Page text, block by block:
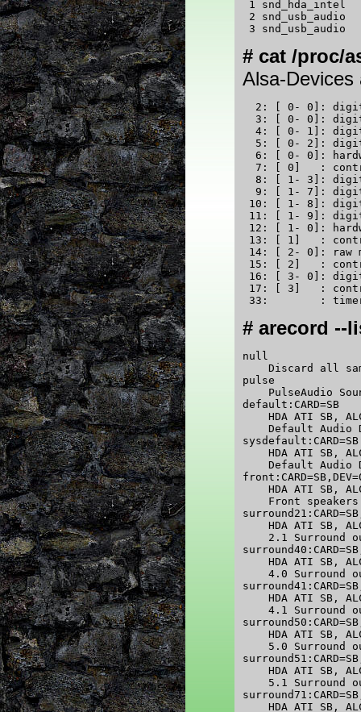
1 snd_hda_intel
2 snd_usb_audio
# cat /proc/
Alsa-Devices
2: [ 0- 0]:
3: [ 0- 0]:
4: [ 0- 1]:
5: [ 0- 2]:
6: [ 0- 0]:
7: [ 0]   :
8: [ 1- 3]:
9: [ 1- 7]:
10: [ 1- 8]:
11: [ 1- 9]:
12: [ 1- 0]:
13: [ 1]   :
14: [ 2- 0]: raw
15: [ 2]   :
16: [ 3- 0]:
17: [ 3]   :
# arecord --
null
Discard all
pulse
PulseAudio
default:CARD=SB
HDA ATI SB,
Default Audio
sysdefault:CARD=SB
HDA ATI SB,
Default Audio
HDA ATI SB,
    Front speakers
HDA ATI SB,
2.1 Surround
HDA ATI SB,
4.0 Surround
HDA ATI SB,
4.1 Surround
HDA ATI SB,
5.0 Surround
HDA ATI SB,
5.1 Surround
HDA ATI SB,